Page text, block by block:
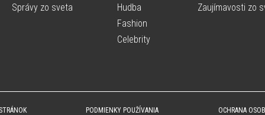
Správy zo sveta
Hudba
Fashion
Celebrity
Zaujímavosti zo
PODMIENKY POUŽÍVANIA OCHRANA